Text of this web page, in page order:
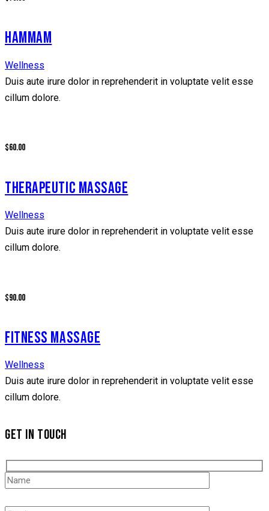
HAMMAM
Wellness
Duis aute irure dolor in reprehenderit in voluptate velit esse
cillum dolore.
$60.00
THERAPEUTIC MASSAGE
Wellness
Duis aute irure dolor in reprehenderit in voluptate velit esse
cillum dolore.
$90.00
FITNESS MASSAGE
Wellness
Duis aute irure dolor in reprehenderit in voluptate velit esse
cillum dolore.
GET IN TOUCH